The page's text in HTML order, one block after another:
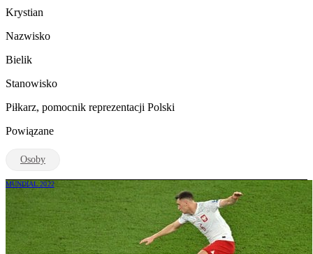
Krystian
Nazwisko
Bielik
Stanowisko
Piłkarz, pomocnik reprezentacji Polski
Powiązane
Osoby
MUNDIAL 2022
Bielik o meczu Polska-Meksyk: Trzeba
szanować ten punkt